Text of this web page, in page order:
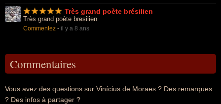
Très grand poète brésilien
Très grand poète bresilien
Commentez - il y a 8 ans
Commentaires
Vous avez des questions sur Vinícius de Moraes ? Des remarques
? Des infos à partager ?